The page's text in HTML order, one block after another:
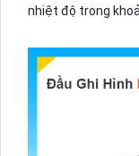
nhiệt độ trong
1.5m.